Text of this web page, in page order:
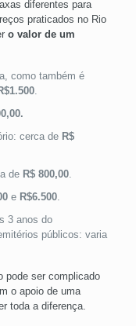
diferentes para
praticados no Rio
o valor de um
como também é
.
cerca de R$
de R$ 800,00.
e R$6.500.
3 anos do
públicos: varia
pode ser complicado
o apoio de uma
toda a diferença.